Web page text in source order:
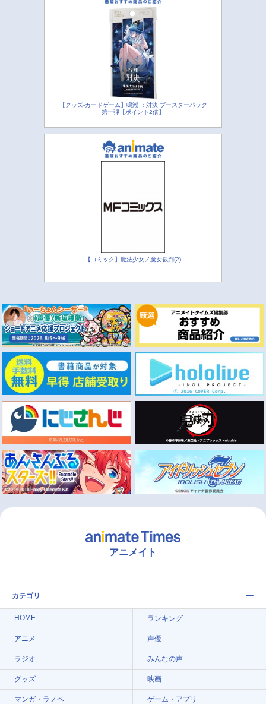
【グッズ-カードゲーム】鳴潮 ：対決 ブースターパック
第一弾【ポイント2倍】
【コミック】魔法少女ノ魔女裁判(2)
アニメイト
カテゴリ
HOME ランキング
アニメ 声優
ラジオ みんなの声
グッズ 映画
マンガ・ラノベ ゲーム・アプリ